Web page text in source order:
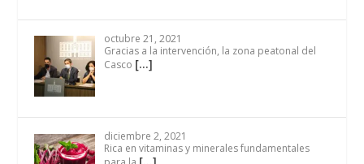
octubre 21, 2021
Gracias a la intervención, la zona peatonal del
Casco […]
diciembre 2, 2021
Rica en vitaminas y minerales fundamentales